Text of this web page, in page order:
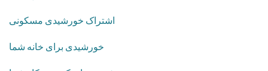
اشتراک خورشیدی مسکونی
​خورشیدی برای خانه شما